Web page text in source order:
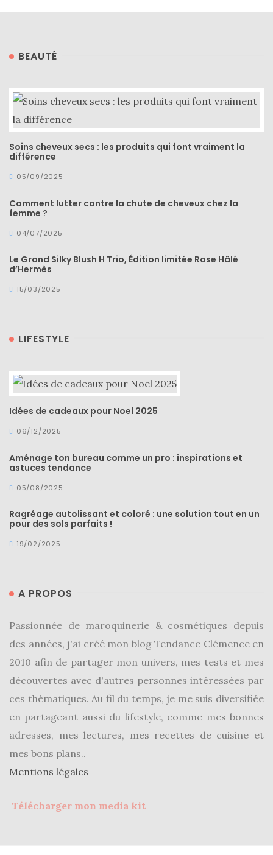
(478)
(70)
Lifestyle
Bonnes
adresses/Evénements
Coups
de
(9)
Digital/Blogging
Lecture/Séries
(13)
Vie
quotidienne/Maison
Mode
(502)
mode
(5)
(25)
Découvertes
Derniers
achats
Lookbook
(175)
Luxe
maroquinerie
Sélections
BEAUTÉ
Soins cheveux secs : les produits qui font vraiment la
différence
05/09/2025
Comment lutter contre la chute de cheveux chez la
femme ?
04/07/2025
Le Grand Silky Blush H Trio, Édition limitée Rose Hâlé
d’Hermès
15/03/2025
LIFESTYLE
Idées de cadeaux pour Noel 2025
06/12/2025
Aménage ton bureau comme un pro : inspirations et
astuces tendance
05/08/2025
Ragréage autolissant et coloré : une solution tout en un
pour des sols parfaits !
19/02/2025
A PROPOS
Passionnée de maroquinerie & cosmétiques depuis
des années, j'ai créé mon blog Tendance Clémence en
2010 afin de partager mon univers, mes tests et mes
découvertes avec d'autres personnes intéressées par
ces thématiques. Au fil du temps, je me suis diversifiée
en partageant aussi du lifestyle, comme mes bonnes
adresses, mes lectures, mes recettes de cuisine et
mes bons plans..
Mentions légales
Télécharger mon media kit